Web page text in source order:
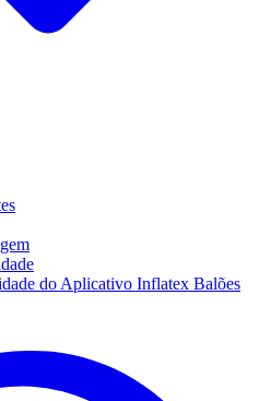
do Aplicativo Inflatex Balões